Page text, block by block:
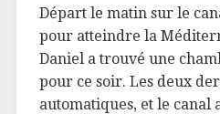
Départ le matin sur le
pour atteindre la
Daniel a trouvé une
pour ce soir. Les deux
automatiques, et le canal